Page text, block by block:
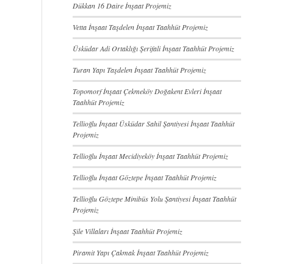
Dükkan 16 Daire İnşaat Projemiz
Vetta İnşaat Taşdelen İnşaat Taahhüt Projemiz
Üsküdar Adi Ortaklığı Şerifali İnşaat Taahhüt Projemiz
Turan Yapı Taşdelen İnşaat Taahhüt Projemiz
Topomorf İnşaat Çekmeköy Doğakent Evleri İnşaat
Taahhüt Projemiz
Tellioğlu İnşaat Üsküdar Sahil Şantiyesi İnşaat Taahhüt
Projemiz
Tellioğlu İnşaat Mecidiyeköy İnşaat Taahhüt Projemiz
Tellioğlu İnşaat Göztepe İnşaat Taahhüt Projemiz
Tellioğlu Göztepe Minibüs Yolu Şantiyesi İnşaat Taahhüt
Projemiz
Şile Villaları İnşaat Taahhüt Projemiz
Piramit Yapı Çakmak İnşaat Taahhüt Projemiz